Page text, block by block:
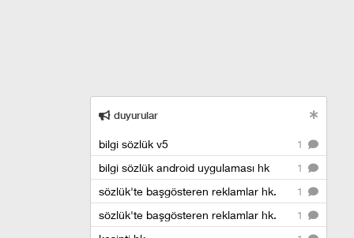
duyurular
1
bilgi sözlük v5
1
bilgi sözlük android uygulaması hk
1
sözlük'te başgösteren reklamlar hk.
1
sözlük'te başgösteren reklamlar hk.